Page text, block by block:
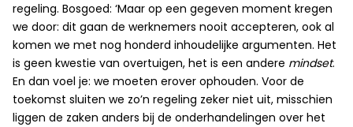
regeling. Bosgoed: ‘Maar op een gegeven moment kregen
we door: dit gaan de werknemers nooit accepteren, ook al
komen we met nog honderd inhoudelijke argumenten. Het
is geen kwestie van overtuigen, het is een andere mindset.
En dan voel je: we moeten erover ophouden. Voor de
toekomst sluiten we zo’n regeling zeker niet uit, misschien
liggen de zaken anders bij de onderhandelingen over het